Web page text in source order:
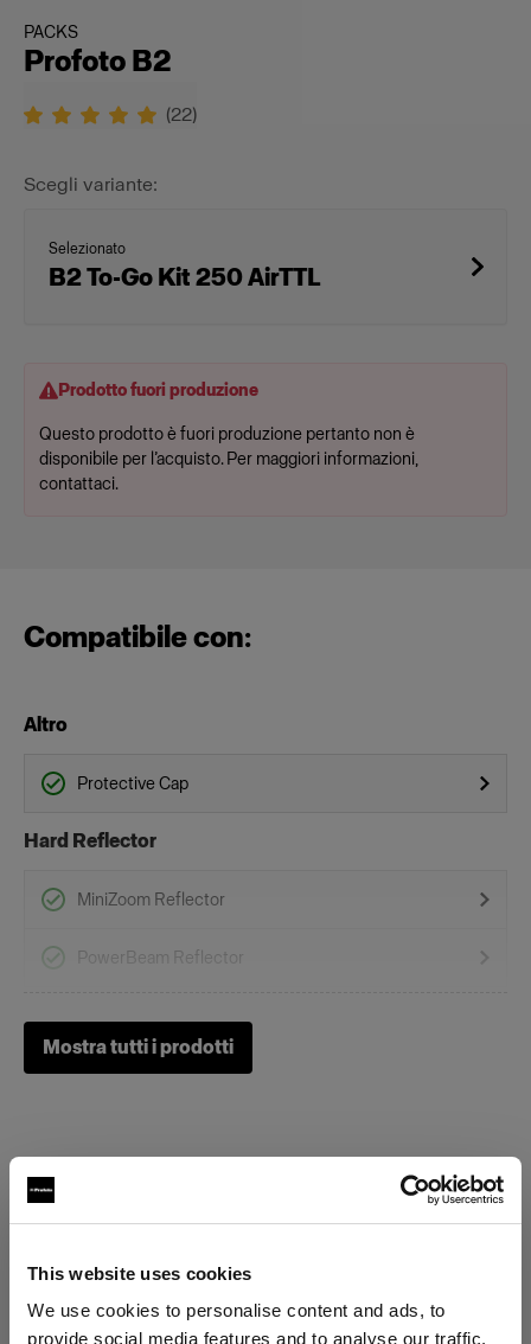
This website uses cookies
We use cookies to personalise content and ads, to
provide social media features and to analyse our traffic.
PACKS
Profoto B2
(22)
Scegli variante:
Selezionato
B2 To-Go Kit 250 AirTTL
Prodotto fuori produzione
Questo prodotto è fuori produzione pertanto non è
disponibile per l’acquisto. Per maggiori informazioni,
contattaci.
Compatibile con:
Altro
Protective Cap
Hard Reflector
MiniZoom Reflector
PowerBeam Reflector
Zoom Rod Softbox Kit
Mostra tutti i prodotti